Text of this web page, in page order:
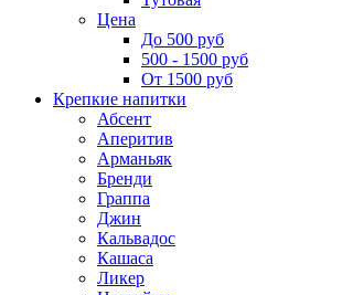
Цена
До 500 руб
500 - 1500 руб
От 1500 руб
Крепкие напитки
Абсент
Аперитив
Арманьяк
Бренди
Граппа
Джин
Кальвадос
Кашаса
Ликер